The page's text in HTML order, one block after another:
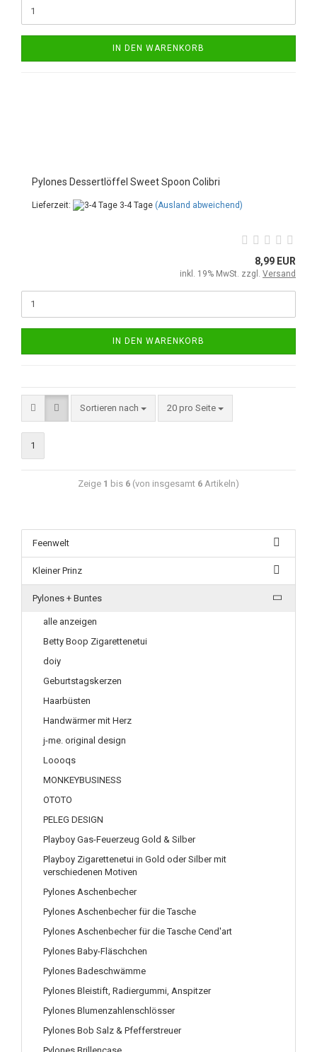
IN DEN WARENKORB
Pylones Dessertlöffel Sweet Spoon Colibri
Lieferzeit: 3-4 Tage (Ausland abweichend)
8,99 EUR
inkl. 19% MwSt. zzgl. Versand
IN DEN WARENKORB
Sortieren nach 20 pro Seite
1
Zeige 1 bis 6 (von insgesamt 6 Artikeln)
Feenwelt
Kleiner Prinz
Pylones + Buntes
alle anzeigen
Betty Boop Zigarettenetui
doiy
Geburtstagskerzen
Haarbüsten
Handwärmer mit Herz
j-me. original design
Loooqs
MONKEYBUSINESS
OTOTO
PELEG DESIGN
Playboy Gas-Feuerzeug Gold & Silber
Playboy Zigarettenetui in Gold oder Silber mit
verschiedenen Motiven
Pylones Aschenbecher
Pylones Aschenbecher für die Tasche
Pylones Aschenbecher für die Tasche Cend'art
Pylones Baby-Fläschchen
Pylones Badeschwämme
Pylones Bleistift, Radiergummi, Anspitzer
Pylones Blumenzahlenschlösser
Pylones Bob Salz & Pfefferstreuer